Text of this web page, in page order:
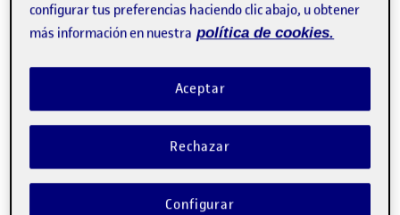
configurar tus preferencias haciendo clic abajo, u obtener
más información en nuestra política de cookies.
Rechazar
Aceptar
Configurar